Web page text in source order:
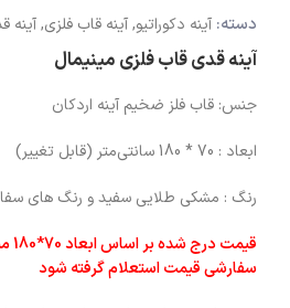
دسته: آینه دکوراتیو,آینه قاب فلزی,آینه
آینه قدی قاب فلزی مینیمال
جنس: قاب فلز ضخیم آینه اردکان
ابعاد : 70 * 180 سانتی‌متر (قابل تغییر)
رنگ : مشکی طلایی سفید و رنگ های
سفارشی قیمت استعلام گرفته شود